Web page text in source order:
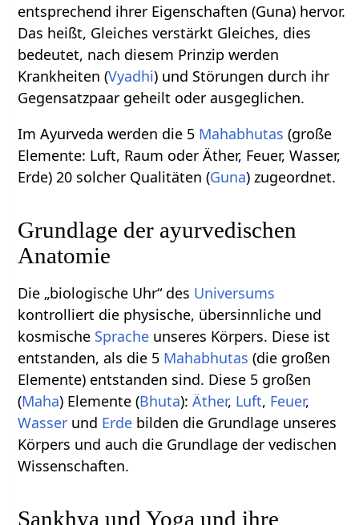
entsprechend ihrer Eigenschaften (Guna) hervor.
Das heißt, Gleiches verstärkt Gleiches, dies
bedeutet, nach diesem Prinzip werden
Krankheiten (Vyadhi) und Störungen durch ihr
Gegensatzpaar geheilt oder ausgeglichen.
Im Ayurveda werden die 5 Mahabhutas (große
Elemente: Luft, Raum oder Äther, Feuer, Wasser,
Erde) 20 solcher Qualitäten (Guna) zugeordnet.
Grundlage der ayurvedischen
Anatomie
Die „biologische Uhr“ des Universums
kontrolliert die physische, übersinnliche und
kosmische Sprache unseres Körpers. Diese ist
entstanden, als die 5 Mahabhutas (die großen
Elemente) entstanden sind. Diese 5 großen
(Maha) Elemente (Bhuta):Äther, Luft, Feuer,
Wasser und Erde bilden die Grundlage unseres
Körpers und auch die Grundlage der vedischen
Wissenschaften.
Sankhya und Yoga und ihre